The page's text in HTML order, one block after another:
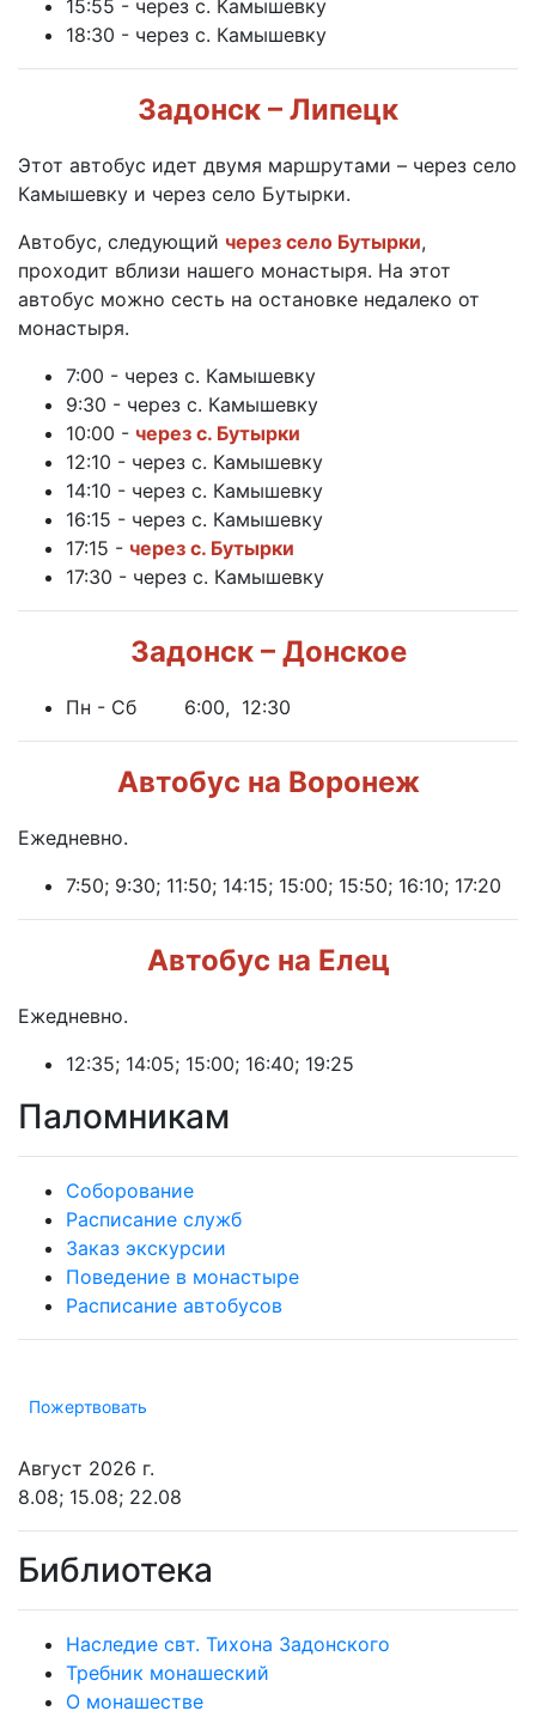
15:55 - через с. Камышевку
18:30 - через с. Камышевку
Задонск – Липецк
Этот автобус идет двумя маршрутами – через село
Камышевку и через село Бутырки.
Автобус, следующий через село Бутырки,
проходит вблизи нашего монастыря. На этот
автобус можно сесть на остановке недалеко от
монастыря.
7:00 - через с. Камышевку
9:30 - через с. Камышевку
10:00 - через с. Бутырки
12:10 - через с. Камышевку
14:10 - через с. Камышевку
16:15 - через с. Камышевку
17:15 - через с. Бутырки
17:30 - через с. Камышевку
Задонск – Донское
Пн - Сб 6:00, 12:30
Автобус на Воронеж
Ежедневно.
7:50; 9:30; 11:50; 14:15; 15:00; 15:50; 16:10; 17:20
Автобус на Елец
Ежедневно.
12:35; 14:05; 15:00; 16:40; 19:25
Паломникам
Соборование
Расписание служб
Заказ экскурсии
Поведение в монастыре
Расписание автобусов
Пожертвовать
Август 2026 г.
8.08; 15.08; 22.08
Библиотека
Наследие свт. Тихона Задонского
Требник монашеский
О монашестве